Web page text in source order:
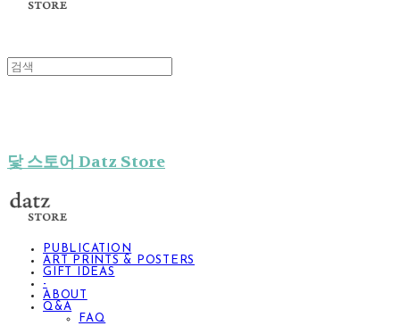
닻 스토어 Datz Store
PUBLICATION
ART PRINTS & POSTERS
GIFT IDEAS
-
ABOUT
Q&A
FAQ